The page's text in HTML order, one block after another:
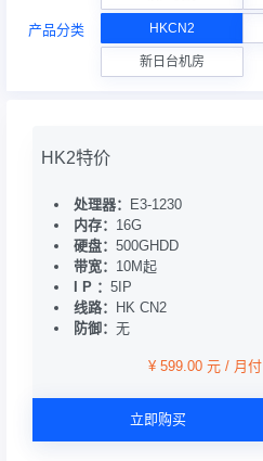
产品分类 HKCN2
新日台机房
HK2特价
处理器：
E3-1230
内存： 16G
硬盘： 500GHDD
带宽： 10M起
I P ： 5IP
线路：
HK CN2
防御： 无
¥ 599.00 元 / 月付
立即购买